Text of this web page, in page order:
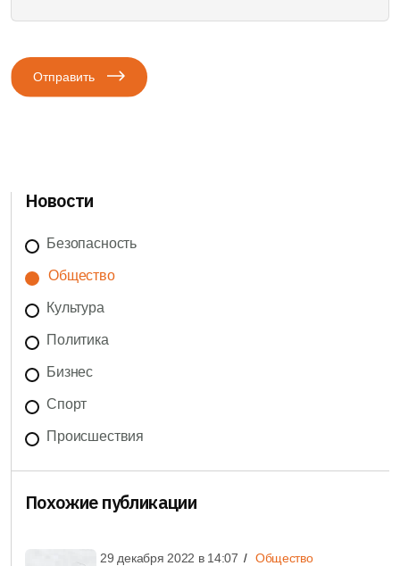
Отправить
Новости
Безопасность
Общество
Культура
Политика
Бизнес
Спорт
Происшествия
Похожие публикации
29 декабря 2022 в 14:07 Общество